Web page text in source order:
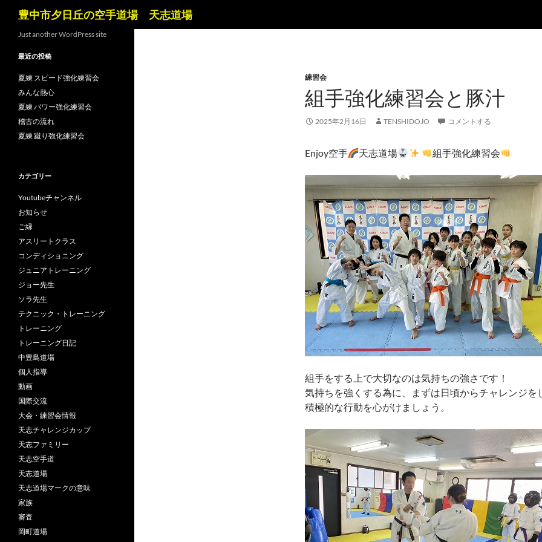
豊中市夕日丘の空手道場 天志道場
練習会
組手強化練習会と豚汁
2025年2月16日 TENSHIDOJO コメントする
Enjoy空手 天志道場 組手強化練習会
組手をする上で大切なのは気持ちの強さです！
気持ちを強くする為に、まずは日頃からチャレンジを
積極的な行動を心がけましょう。
Just another WordPress site
最近の投稿
夏練 スピード強化練習会
みんな熱心
夏練 パワー強化練習会
稽古の流れ
夏練 蹴り強化練習会
カテゴリー
Youtubeチャンネル
お知らせ
ご縁
アスリートクラス
コンディショニング
ジュニアトレーニング
ジョー先生
ソラ先生
テクニック・トレーニング
トレーニング
トレーニング日記
中豊島道場
個人指導
動画
国際交流
大会・練習会情報
天志チャレンジカップ
天志ファミリー
天志空手道
天志道場
天志道場マークの意味
家族
審査
岡町道場